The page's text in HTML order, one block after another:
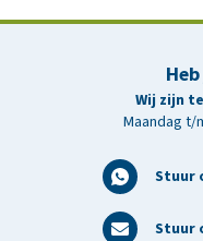
Wij zijn
Maandag t/
Stuur
Stuur